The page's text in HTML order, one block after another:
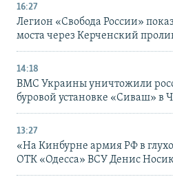
16:27
Легион «Свобода России»
моста через Керченский
14:18
ВМС Украины уничтожили
буровой установке «Сиваш» в
13:27
«На Кинбурне армия РФ в
ОТК «Одесса» ВСУ Денис